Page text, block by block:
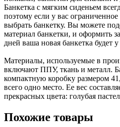
Банкетка с мягким сиденьем
поэтому если у вас
выбрать банкетку. Вы можете
материал банкетки, и оформить
дней ваша новая банкетка будет
Материалы, используемые в
включают ППУ, ткань и металл.
компактную коробку размером
всего одно место. Ее вес
прекрасных цвета: голубая
Похожие товары